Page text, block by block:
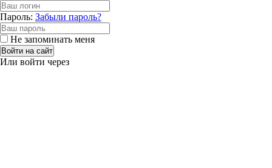
Пароль: Забыли пароль?
Не запоминать меня
Войти на сайт
Или войти через